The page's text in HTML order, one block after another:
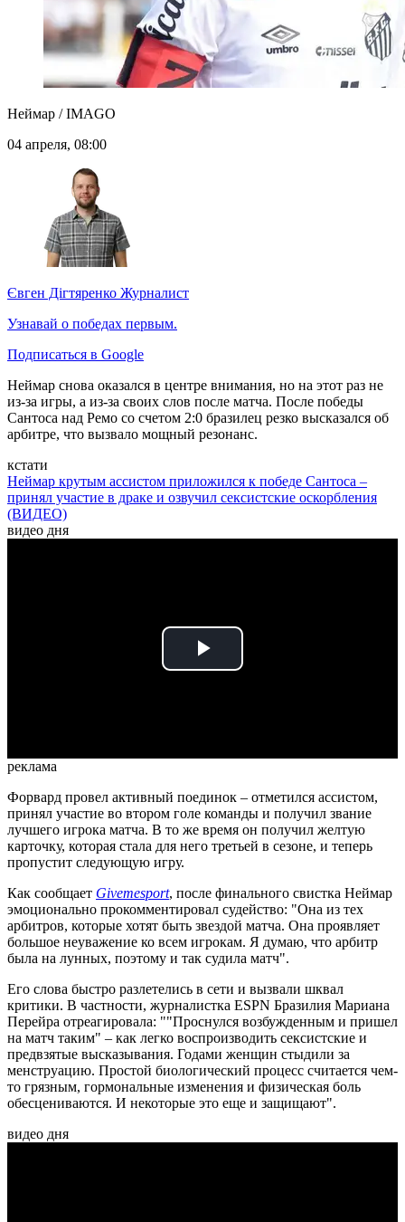
Неймар / IMAGO
04 апреля, 08:00
Євген Дігтяренко Журналист
Узнавай о победах первым.
Подписаться в Google
Неймар снова оказался в центре внимания, но на этот раз не
из-за игры, а из-за своих слов после матча. После победы
Сантоса над Ремо со счетом 2:0 бразилец резко высказался об
арбитре, что вызвало мощный резонанс.
кстати
Неймар крутым ассистом приложился к победе Сантоса –
принял участие в драке и озвучил сексистские оскорбления
(ВИДЕО)
видео дня
Play
реклама
Форвард провел активный поединок – отметился ассистом,
принял участие во втором голе команды и получил звание
лучшего игрока матча. В то же время он получил желтую
карточку, которая стала для него третьей в сезоне, и теперь
пропустит следующую игру.
Как сообщает Givemesport, после финального свистка Неймар
эмоционально прокомментировал судейство: "Она из тех
арбитров, которые хотят быть звездой матча. Она проявляет
большое неуважение ко всем игрокам. Я думаю, что арбитр
была на лунных, поэтому и так судила матч".
Его слова быстро разлетелись в сети и вызвали шквал
критики. В частности, журналистка ESPN Бразилия Мариана
Перейра отреагировала: ""Проснулся возбужденным и пришел
на матч таким" – как легко воспроизводить сексистские и
предвзятые высказывания. Годами женщин стыдили за
менструацию. Простой биологический процесс считается чем-
то грязным, гормональные изменения и физическая боль
обесцениваются. И некоторые это еще и защищают".
видео дня